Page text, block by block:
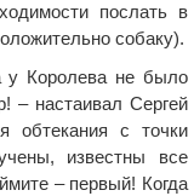
послать в
собаку).
у Королева не было
– настаивал Сергей
обтекания с точки
известны все
– первый! Когда